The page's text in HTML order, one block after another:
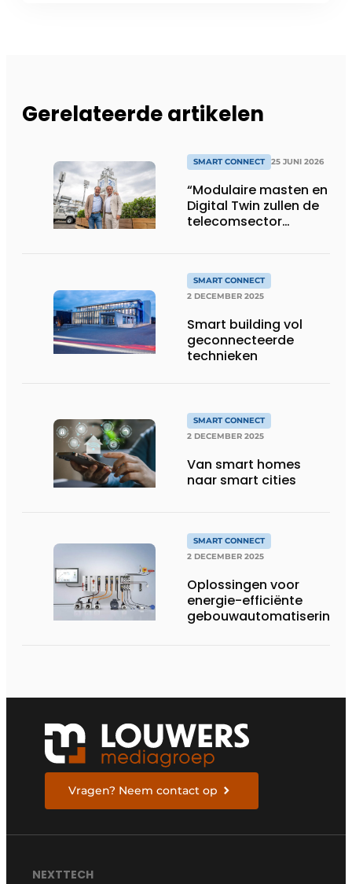
Gerelateerde artikelen
SMART CONNECT 25 JUNI 2026
“Modulaire masten en
Digital Twin zullen de
telecomsector
SMART CONNECT
2 DECEMBER 2025
Smart building vol
geconnecteerde
technieken
SMART CONNECT
2 DECEMBER 2025
Van smart homes
naar smart cities
SMART CONNECT
2 DECEMBER 2025
Oplossingen voor
energie-efficiënte
gebouwautomatisering
Vragen? Neem contact op
NEXTTECH